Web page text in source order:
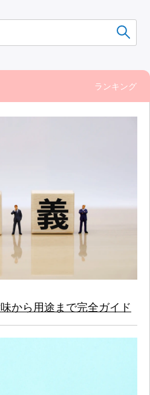
ランキング
から用途まで完全ガイド